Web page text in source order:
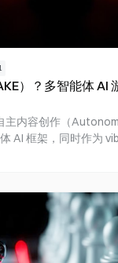
）？多智能体 AI
主内容创作（
AI 框架，同时作为
发行启动台（
成可玩游戏设计。生态
AKEDO Games、
亿枚，承担 AI 创作
对，主网部署于 BNB